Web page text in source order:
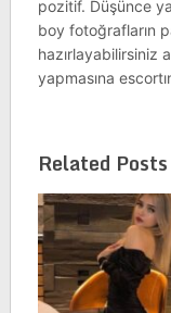
pozitif. Düşünce
boy fotoğrafların
hazırlayabilirsiniz
yapmasına
Related Posts